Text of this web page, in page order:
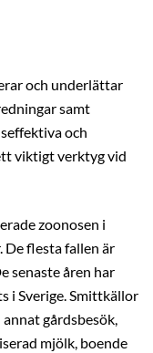
och underlättar
samt
och
viktigt verktyg vid
zoonosen i
De flesta fallen är
senaste åren har
i Sverige. Smittkällor
gårdsbesök,
mjölk, boende